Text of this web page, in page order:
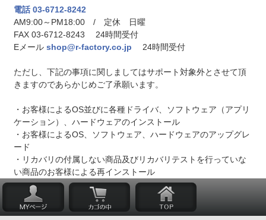
電話 03-6712-8242
AM9:00～PM18:00 / 定休 日曜
FAX 03-6712-8243 24時間受付
Eメール shop@r-factory.co.jp 24時間受付
ただし、下記の事項に関しましてはサポート対象外とさせて頂
きますのであらかじめご了承願います。
・お客様によるOS並びに各種ドライバ、ソフトウェア（アプリ
ケーション）、ハードウェアのインストール
・お客様によるOS、ソフトウェア、ハードウェアのアップグレ
ード
・リカバリの付属しない商品及びリカバリテストを行っていな
い商品のお客様による再インストール